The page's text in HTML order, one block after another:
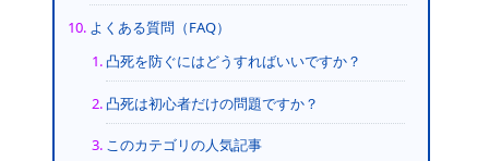
よくある質問（FAQ）
凸死を防ぐにはどうすればいいですか？
凸死は初心者だけの問題ですか？
このカテゴリの人気記事